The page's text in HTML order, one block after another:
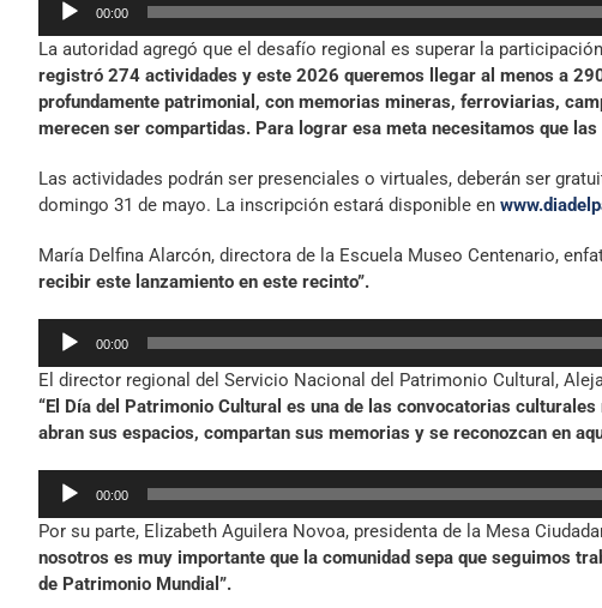
audio
00:00
La autoridad agregó que el desafío regional es superar la
registró 274 actividades y este 2026 queremos llegar al menos a
profundamente patrimonial, con memorias mineras, ferroviarias,
merecen ser compartidas. Para lograr esa meta necesitamos que
Las actividades podrán ser presenciales o virtuales, deberán ser
domingo 31 de mayo. La inscripción estará disponible en
María Delfina Alarcón, directora de la Escuela Museo Centenario,
recibir este lanzamiento en este recinto”.
Reproductor
audio
00:00
El director regional del Servicio Nacional del Patrimonio Cultural,
“El Día del Patrimonio Cultural es una de las convocatorias
abran sus espacios, compartan sus memorias y se reconozcan en
Reproductor
audio
00:00
Por su parte, Elizabeth Aguilera Novoa, presidenta de la Mesa
nosotros es muy importante que la comunidad sepa que seguimos
de Patrimonio Mundial”.